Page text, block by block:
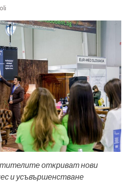
откриват нови
и усъвършенстване